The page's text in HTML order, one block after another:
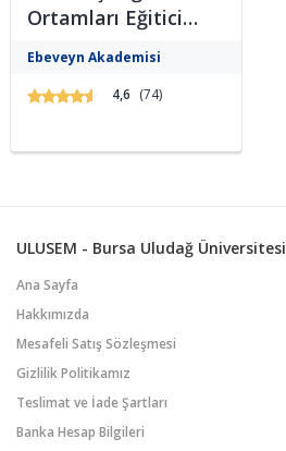
Ortamları Eğitici
Eğitimi
etkinliklerini planlayabilme,
değerlendirebilme yetkinlikleri
etkinliklerini öğretim
kazandırılacaktır. Bu program,
etkinliklerini planlayıp,
hazırlıklar...
Ebeveyn Akademisi
4,6 (74)
ULUSEM - Bursa Uludağ Üniversitesi
Ana Sayfa
Hakkımızda
Mesafeli Satış Sözleşmesi
Gizlilik Politikamız
Teslimat ve İade Şartları
Banka Hesap Bilgileri